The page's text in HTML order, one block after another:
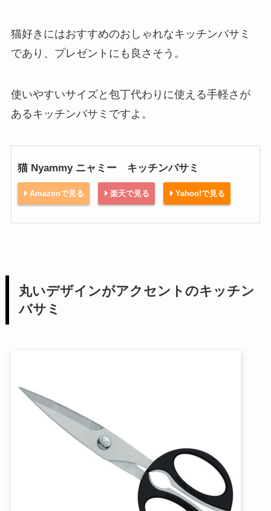
猫好きにはおすすめのおしゃれなキッチンバサミ
であり、プレゼントにも良さそう。
使いやすいサイズと包丁代わりに使える手軽さが
あるキッチンバサミですよ。
猫 Nyammy ニャミー キッチンバサミ
Amazonで見る 楽天で見る Yahoo!で見る
丸いデザインがアクセントのキッチン
バサミ